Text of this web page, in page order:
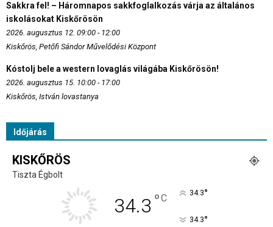
Sakkra fel! – Háromnapos sakkfoglalkozás várja az általános
iskolásokat Kiskőrösön
2026. augusztus 12. 09:00 - 12:00
Kiskőrös, Petőfi Sándor Művelődési Központ
Kóstolj bele a western lovaglás világába Kiskőrösön!
2026. augusztus 15. 10:00 - 17:00
Kiskőrös, István lovastanya
Időjárás
KISKŐRÖS
Tiszta Égbolt
34.3 °C 34.3°
34.3°